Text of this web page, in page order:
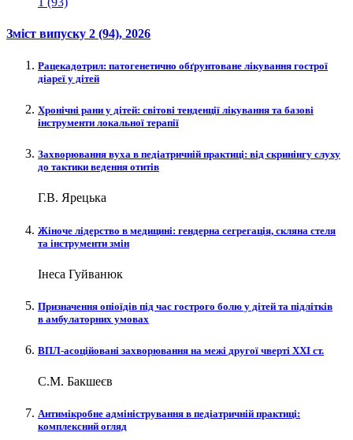
Зміст випуску 2 (94), 2026
Рацекадотрил: патогенетично обґрунтоване лікування гострої
діареї у дітей
Хронічні рани у дітей: світові тенденції лікування та базові
інструменти локальної терапії
Захворювання вуха в педіатричній практиці: від скринінгу слуху
до тактики ведення отитів
Г.В. Ярецька
Жіноче лідерство в медицині: гендерна сегрегація, скляна стеля
та інструменти змін
Інеса Гуйванюк
Призначення опіоїдів під час гострого болю у дітей та підлітків
в амбулаторних умовах
ВПЛ-асоційовані захворювання на межі другої чверті XXI ст.
С.М. Бакшеєв
Антимікробне адміністрування в педіатричній практиці:
комплексний огляд